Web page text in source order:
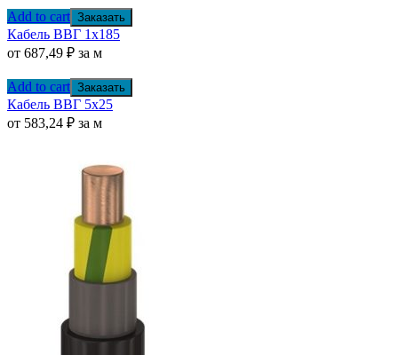
Add to cart Заказать
Кабель ВВГ 1х185
от 687,49 ₽ за м
Add to cart Заказать
Кабель ВВГ 5х25
от 583,24 ₽ за м